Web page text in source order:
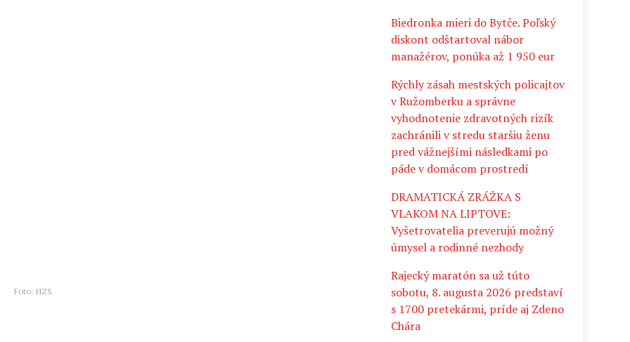
Foto: HZS
Biedronka mieri do Bytče. Poľský
diskont odštartoval nábor
manažérov, ponúka až 1 950 eur
Rýchly zásah mestských policajtov
v Ružomberku a správne
vyhodnotenie zdravotných rizík
zachránili v stredu staršiu ženu
pred vážnejšími následkami po
páde v domácom prostredí
DRAMATICKÁ ZRÁŽKA S
VLAKOM NA LIPTOVE:
Vyšetrovatelia preverujú možný
úmysel a rodinné nezhody
Rajecký maratón sa už túto
sobotu, 8. augusta 2026 predstaví
s 1700 pretekármi, príde aj Zdeno
Chára